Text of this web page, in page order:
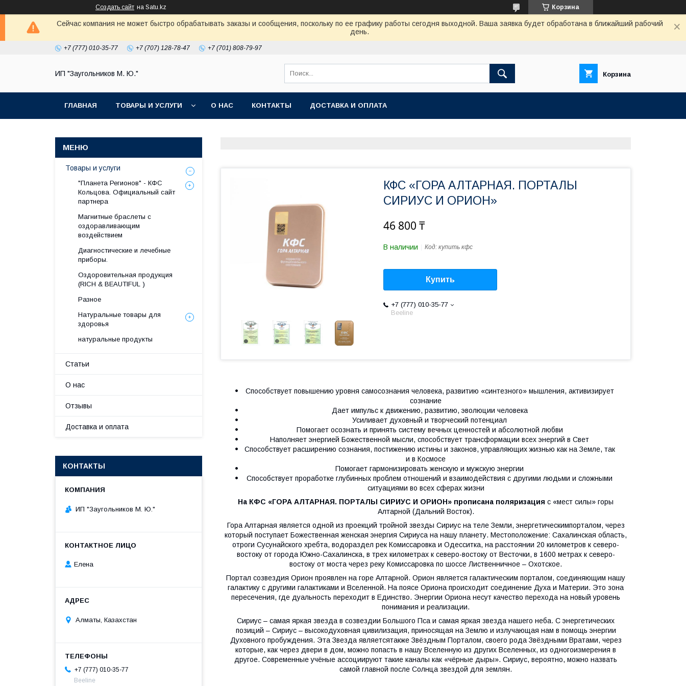
Создать сайт на Satu.kz Корзина
Сейчас компания не может быстро обрабатывать заказы и сообщения, поскольку по ее графику работы сегодня выходной. Ваша заявка будет обработана в ближайший рабочий
день.
+7 (777) 010-35-77 +7 (707) 128-78-47 +7 (701) 808-79-97
ИП "Заугольников М. Ю." Корзина
ГЛАВНАЯ ТОВАРЫ И УСЛУГИ О НАС КОНТАКТЫ ДОСТАВКА И ОПЛАТА
КФС «ГОРА АЛТАРНАЯ. ПОРТАЛЫ
СИРИУС И ОРИОН»
46 800 ₸
В наличии Код: купить кфс
Купить
+7 (777) 010-35-77
Beeline
Способствует повышению уров­ня самосознания человека, раз­витию «синтезного» мышления, активизирует
сознание
Дает импульс к движению, разви­тию, эволюции человека
Усиливает духовный и творче­ский потенциал
Помогает осознать и принять си­стему вечных ценностей и абсо­лютной любви
Наполняет энергией Божествен­ной мысли, способствует транс­формации всех энергий в Свет
Способствует расширению со­знания, постижению истины и за­конов, управляющих жизнью как на Земле, так
и в Космосе
Помогает гармонизировать жен­скую и мужскую энергии
Способствует проработке глу­бинных проблем отношений и взаимодействия с другими людь­ми и сложными
ситуациями во всех сферах жизни
На КФС «ГОРА АЛТАРНАЯ. ПОРТАЛЫ СИРИУС И ОРИОН» прописана поляризация с «мест силы» горы
Алтарной (Даль­ний Восток).
Гора Алтарная является одной из проекций тройной звезды Сири­ус на теле Земли, энергетическимпорталом, через
который поступа­ет Божественная женская энергия Сириуса на нашу планету. Место­положение: Сахалинская область,
отроги Сусунайского хребта, водо­раздел рек Комиссаровка и Одесситка, на расстоянии 20 киломе­тров к северо-
востоку от города Южно-Сахалинска, в трех киломе­трах к северо-востоку от Весточки, в 1600 метрах к северо-
востоку от моста через реку Комиссаровка по шоссе Лиственничное – Охотское.
Портал созвездия Орион проявлен на горе Алтарной. Орион является галактическим порталом, соединя­ющим нашу
галактику с другими галактиками и Вселенной. На поя­се Ориона происходит соединение Духа и Материи. Это зона
пересе­чения, где дуальность переходит в Единство. Энергии Ориона несут качество перехода на новый уро­вень
понимания и реализации.
Сириус – самая яркая звезда в созвездии Большого Пса и самая яркая звезда нашего неба. С энер­гетических
позиций – Сириус – вы­сокодуховная цивилизация, при­носящая на Землю и излучающая нам в помощь энергии
Духовного пробуждения. Эта Звезда являетсятакже Звёздным Порталом, своего рода Звёздными Вратами, через
которые, как через двери в дом, можно попасть в нашу Вселенную из других Вселенных, из одногоизмерения в
другое. Современные учёные ассоциируют такие каналы как «чёрные дыры». Сириус, веро­ятно, можно назвать
самой главной после Солнца звездой для землян.
Товары и услуги
"Планета Регионов" - КФС
Кольцова. Официальный сайт
партнера
Магнитные браслеты с
оздоравливающим
воздействием
Диагностические и лечебные
приборы.
Оздоровительная продукция
(RICH & BEAUTIFUL )
Разное
Натуральные товары для
здоровья
натуральные продукты
Статьи
О нас
Отзывы
Доставка и оплата
КОНТАКТЫ
ИП "Заугольников М. Ю."
Елена
Алматы, Казахстан
+7 (777) 010-35-77
Beeline